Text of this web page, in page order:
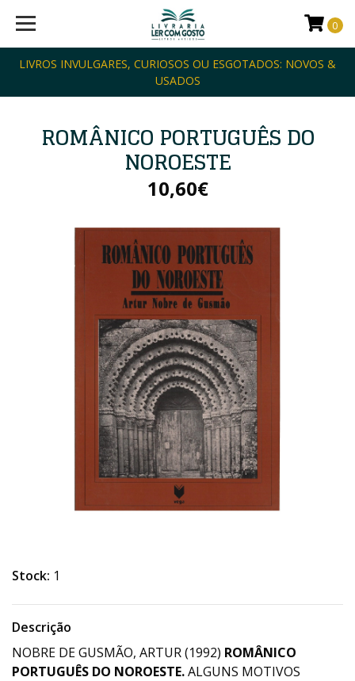
LIVROS INVULGARES, CURIOSOS OU ESGOTADOS: NOVOS &
USADOS
0
ROMÂNICO PORTUGUÊS DO
NOROESTE
10,60€
Stock: 1
Descrição
NOBRE DE GUSMÃO, ARTUR (1992) ROMÂNICO
PORTUGUÊS DO NOROESTE.ALGUNS MOTIVOS